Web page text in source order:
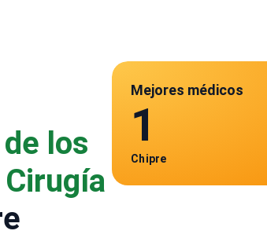
los
Mejores médicos
1
Chipre